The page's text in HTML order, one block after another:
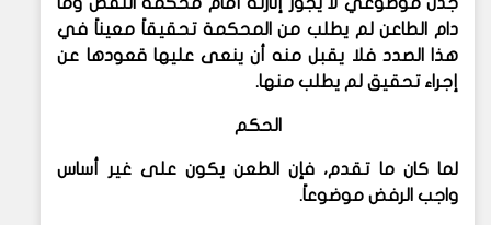
دام الطاعن لم يطلب من المحكمة تحقيقاً معيناً في
هذا الصدد فلا يقبل منه أن ينعى عليها قعودها عن
إجراء تحقيق لم يطلب منها.
الحكم
لما كان ما تقدم، فإن الطعن يكون على غير أساس
واجب الرفض موضوعاً.